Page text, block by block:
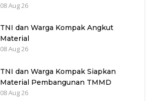
08 Aug 26
TNI dan Warga Kompak Angkut
Material
08 Aug 26
TNI dan Warga Kompak Siapkan
Material Pembangunan TMMD
08 Aug 26